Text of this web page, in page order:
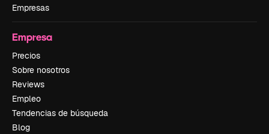
Empresas
Empresa
Precios
Sobre nosotros
Reviews
Empleo
Tendencias de búsqueda
Blog